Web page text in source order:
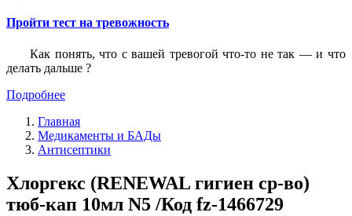
Пройти тест на тревожность
Как понять, что с вашей тревогой что-то не так — и что
делать дальше ?
Подробнее
Главная
Медикаменты и БАДы
Антисептики
Хлоргекс (RENEWAL гигиен ср-во)
тюб-кап 10мл N5 /Код fz-1466729